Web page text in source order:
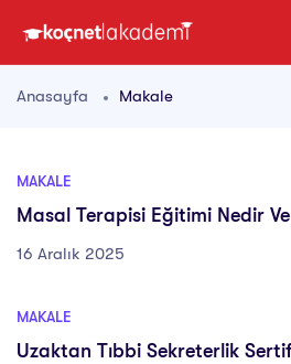
Anasayfa Makale
MAKALE
Masal Terapisi Eğitimi Nedir Ve
16 Aralık 2025
MAKALE
Uzaktan Tıbbi Sekreterlik